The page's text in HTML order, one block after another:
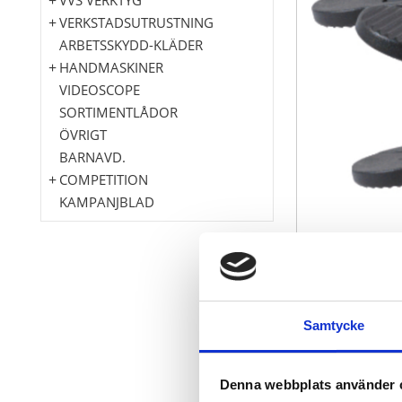
Samtycke
Denna webbplats använder
för enkel
Roterande
Ideal
VERKSTADSUTRUSTNING
ARBETSSKYDD-KLÄDER
HANDMASKINER
VIDEOSCOPE
SORTIMENTLÅDOR
ÖVRIGT
BARNAVD.
COMPETITION
KAMPANJBLAD